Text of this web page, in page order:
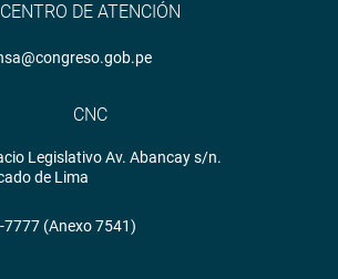
CENTRO DE ATENCIÓN
CNC
Legislativo Av. Abancay s/n.
de Lima
7777 (Anexo 7541)